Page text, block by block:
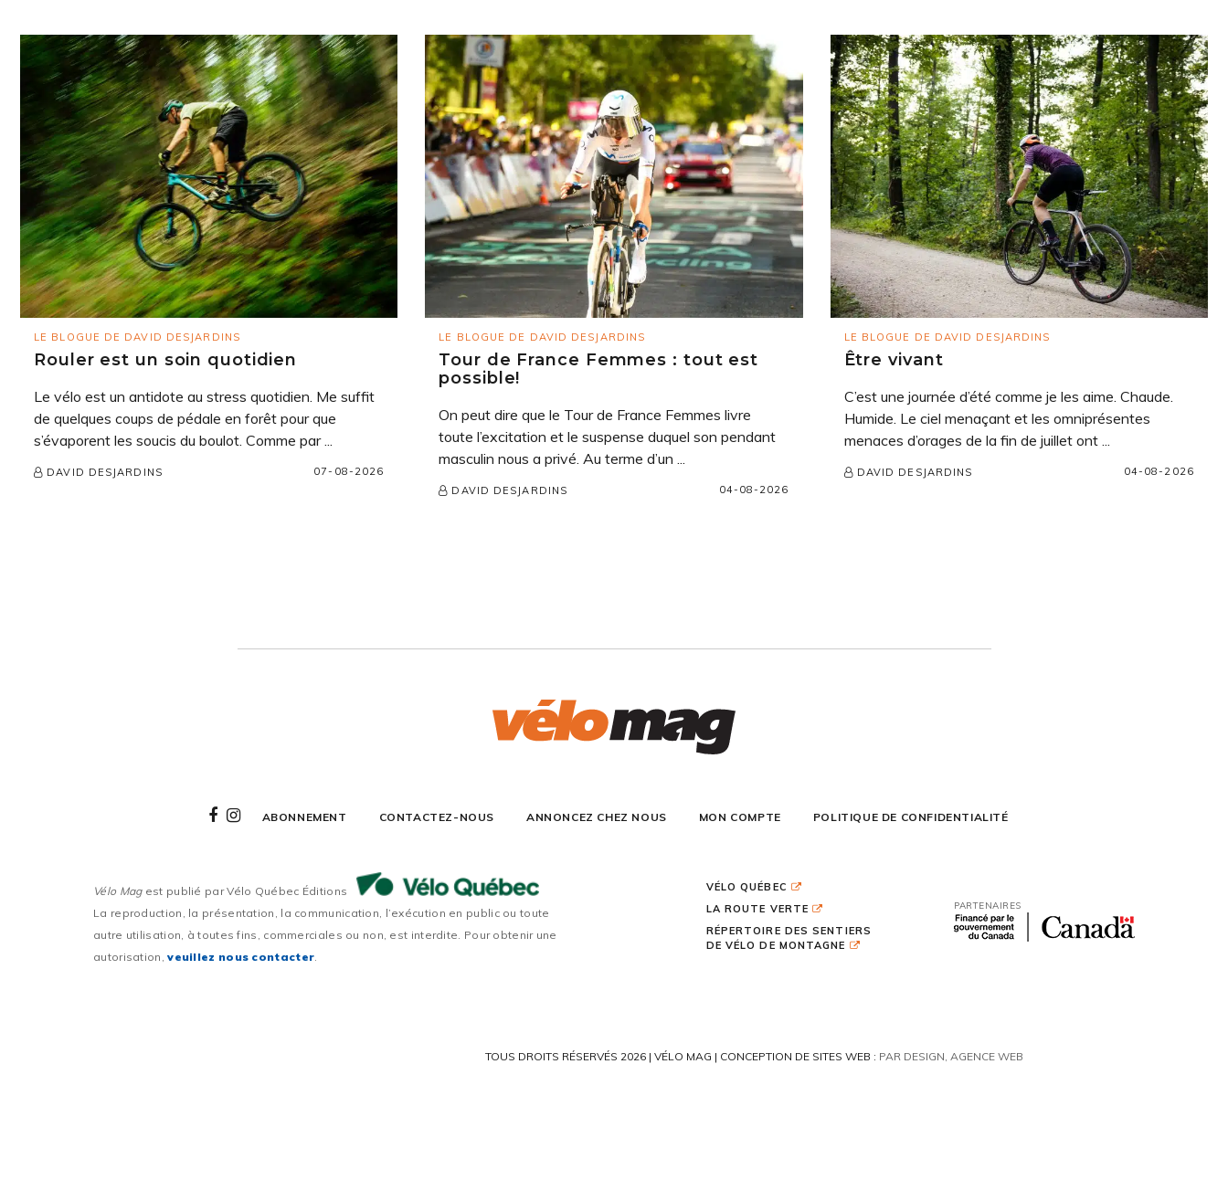
LE BLOGUE DE DAVID DESJARDINS
Rouler est un soin quotidien
Le vélo est un antidote au stress quotidien. Me suffit
de quelques coups de pédale en forêt pour que
s’évaporent les soucis du boulot. Comme par ...
DAVID DESJARDINS 07-08-2026
LE BLOGUE DE DAVID DESJARDINS
Tour de France Femmes : tout est
possible!
On peut dire que le Tour de France Femmes livre
toute l’excitation et le suspense duquel son pendant
masculin nous a privé. Au terme d’un ...
DAVID DESJARDINS 04-08-2026
LE BLOGUE DE DAVID DESJARDINS
Être vivant
C’est une journée d’été comme je les aime. Chaude.
Humide. Le ciel menaçant et les omniprésentes
menaces d’orages de la fin de juillet ont ...
DAVID DESJARDINS 04-08-2026
ABONNEMENT CONTACTEZ-NOUS ANNONCEZ CHEZ NOUS MON COMPTE POLITIQUE DE CONFIDENTIALITÉ
Vélo Magest publié par Vélo Québec Éditions
La reproduction, la présentation, la communication, l’exécution en public ou toute
autre utilisation, à toutes fins, commerciales ou non, est interdite. Pour obtenir une
autorisation,veuillez nous contacter.
VÉLO QUÉBEC
LA ROUTE VERTE
RÉPERTOIRE DES SENTIERS
DE VÉLO DE MONTAGNE
PARTENAIRES
TOUS DROITS RÉSERVÉS 2026 | VÉLO MAG | CONCEPTION DE SITES WEB : PAR DESIGN, AGENCE WEB